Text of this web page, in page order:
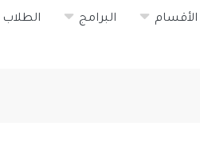
الأقسام البرامج الطلاب